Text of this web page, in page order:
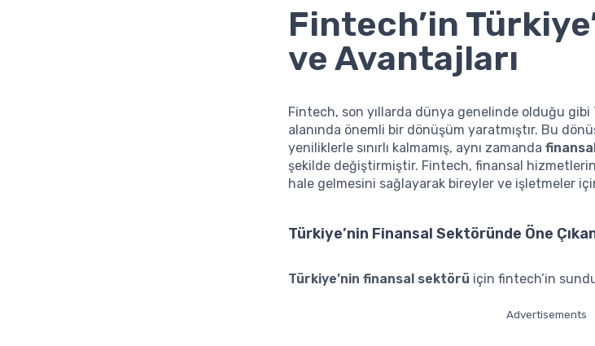
Fintech’in
ve Avantajları
Fintech, son yıllarda dünya genelinde olduğu gibi
alanında önemli bir dönüşüm yaratmıştır. Bu
yeniliklerle sınırlı kalmamış, aynı zamanda
şekilde değiştirmiştir. Fintech, finansal
hale gelmesini sağlayarak bireyler ve işletmeler
Türkiye’nin Finansal Sektöründe Öne
Türkiye’nin finansal sektörü için fintech’in
Advertisements